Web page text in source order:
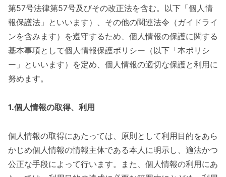
第57号法律第57号及びその改正法を含む。以下「個人情
報保護法」といいます）、その他の関連法令（ガイドライ
ンを含みます）を遵守するため、個人情報の保護に関する
基本事項として個人情報保護ポリシー（以下「本ポリシ
ー」といいます）を定め、個人情報の適切な保護と利用に
努めます。
1.個人情報の取得、利用
個人情報の取得にあたっては、原則として利用目的をあら
かじめ個人情報の情報主体である本人に明示し、適法かつ
公正な手段によって行います。また、個人情報の利用にあ